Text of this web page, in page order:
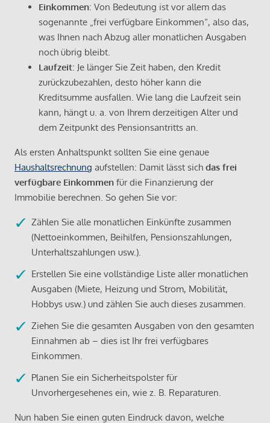
Einkommen: Von Bedeutung ist vor allem das
sogenannte „frei verfügbare Einkommen“, also das,
was Ihnen nach Abzug aller monatlichen Ausgaben
noch übrig bleibt.
Laufzeit: Je länger Sie Zeit haben, den Kredit
zurückzubezahlen, desto höher kann die
Kreditsumme ausfallen. Wie lang die Laufzeit sein
kann, hängt u. a. von Ihrem derzeitigen Alter und
dem Zeitpunkt des Pensionsantritts an.
Als ersten Anhaltspunkt sollten Sie eine genaue
Haushaltsrechnung aufstellen: Damit lässt sich das frei
verfügbare Einkommen für die Finanzierung der
Immobilie berechnen. So gehen Sie vor:
Zählen Sie alle monatlichen Einkünfte zusammen
(Nettoeinkommen, Beihilfen, Pensionszahlungen,
Unterhaltszahlungen usw.).
Erstellen Sie eine vollständige Liste aller monatlichen
Ausgaben (Miete, Heizung und Strom, Mobilität,
Hobbys usw.) und zählen Sie auch dieses zusammen.
Ziehen Sie die gesamten Ausgaben von den gesamten
Einnahmen ab – dies ist Ihr frei verfügbares
Einkommen.
Planen Sie ein Sicherheitspolster für
Unvorhergesehenes ein, wie z. B. Reparaturen.
Nun haben Sie einen guten Eindruck davon, welche